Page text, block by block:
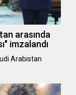
arasında
imzalandı
Arabistan